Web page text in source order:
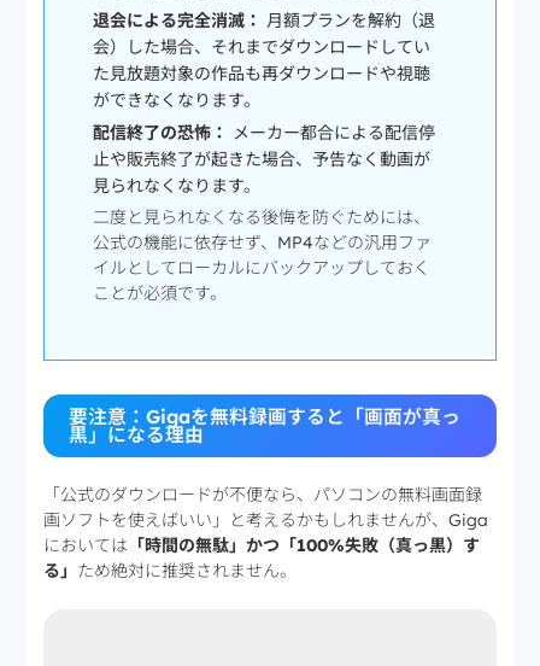
退会による完全消滅： 月額プランを解約（退
会）した場合、それまでダウンロードしてい
た見放題対象の作品も再ダウンロードや視聴
ができなくなります。
配信終了の恐怖：
メーカー都合による配信停
止や販売終了が起きた場合、予告なく動画が
見られなくなります。
二度と見られなくなる後悔を防ぐためには、
公式の機能に依存せず、MP4などの汎用ファ
イルとしてローカルにバックアップしておく
ことが必須です。
要注意：Gigaを無料録画すると「画面が真っ
黒」になる理由
「公式のダウンロードが不便なら、パソコンの無料画面録
画ソフトを使えばいい」と考えるかもしれませんが、Giga
においては 「時間の無駄」かつ「100%失敗（真っ黒）す
る」 ため絶対に推奨されません。